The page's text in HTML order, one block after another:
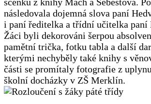
následovala dojemná slova paní
i paní ředitelka a třídní učitelka paní
Žáci byli dekorováni šerpou
pamětní trička, fotku tabla a další
kterými nechyběly také knihy s
části se promítaly fotografie z
školní docházky v ZŠ Merklín.